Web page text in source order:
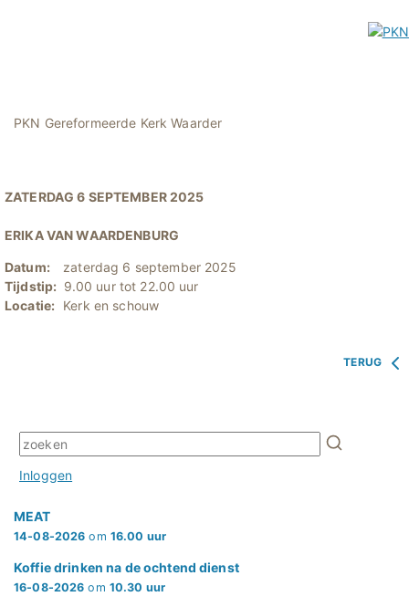
PKN Gereformeerde Kerk Waarder
ZATERDAG 6 SEPTEMBER 2025
ERIKA VAN WAARDENBURG
Datum:
zaterdag 6 september 2025
Tijdstip: 9.00 uur tot 22.00 uur
Locatie: Kerk en schouw
TERUG
Inloggen
MEAT
14-08-2026 om 16.00 uur
Koffie drinken na de ochtend dienst
16-08-2026 om 10.30 uur